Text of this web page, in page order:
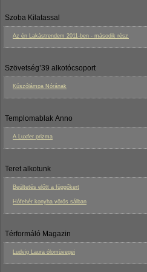
Szoba Kilatassal
Az én Lakástrendem 2011-ben - második rész
Szövetség’39 alkotócsoport
Kúszólámpa Nórának
Templomablak Anno
A Luxfer prizma
Teret alkotunk
Beültetés előtt a függőkert
Hófehér konyha vörös sálban
Térformáló Magazin
Ludvig Laura ólomüvegei